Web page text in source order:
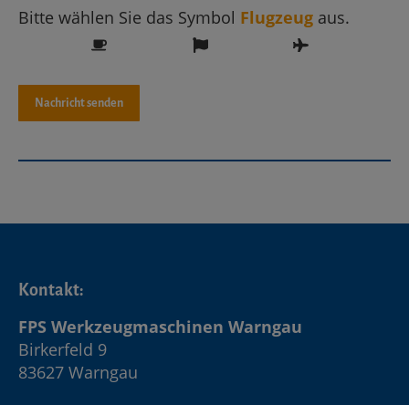
Bitte wählen Sie das Symbol Flugzeug aus.
Kontakt:
FPS Werkzeugmaschinen Warngau
Birkerfeld 9
83627 Warngau